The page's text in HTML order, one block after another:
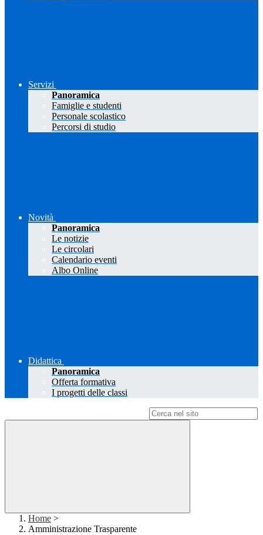
Servizi
Panoramica
Famiglie e studenti
Personale scolastico
Percorsi di studio
Novità
Panoramica
Le notizie
Le circolari
Calendario eventi
Albo Online
Didattica
Panoramica
Offerta formativa
I progetti delle classi
Home >
Amministrazione Trasparente